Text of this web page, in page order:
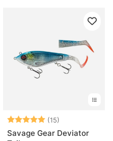
Vurdering: (15)
Savage Gear Deviator